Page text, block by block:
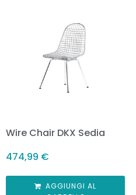
Wire Chair DKX Sedia
474,99 €
AGGIUNGI AL